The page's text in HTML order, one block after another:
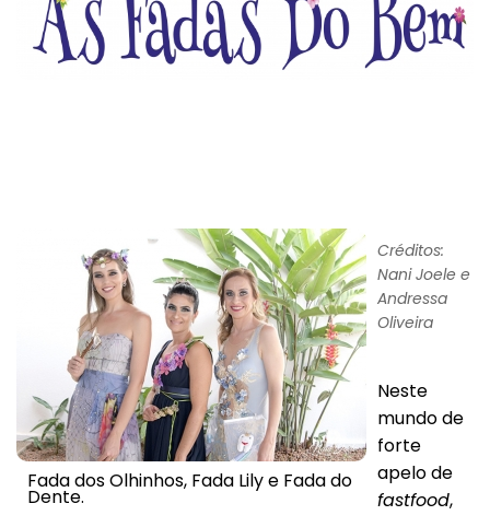
Fada dos Olhinhos, Fada Lily e Fada do
Dente.
Créditos:
Nani Joele e
Andressa
Oliveira
Neste
mundo de
forte
apelo de
fastfood,